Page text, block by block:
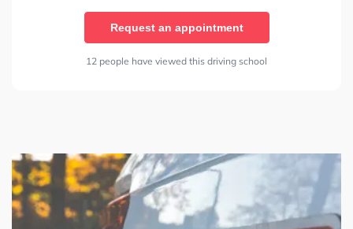
Request an appointment
12 people have viewed this driving school